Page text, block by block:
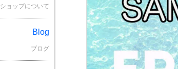
ショップについて
Blog
ブログ